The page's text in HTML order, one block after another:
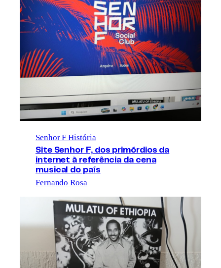
Senhor F História
Site Senhor F, dos primórdios da
internet à referência da cena
musical do país
Fernando Rosa